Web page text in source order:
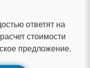
ответят на
стоимости
предложение.